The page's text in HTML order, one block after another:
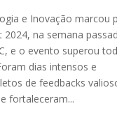
e Inovação marcou
2024, na semana
e o evento superou
dias intensos e
de feedbacks
fortaleceram...